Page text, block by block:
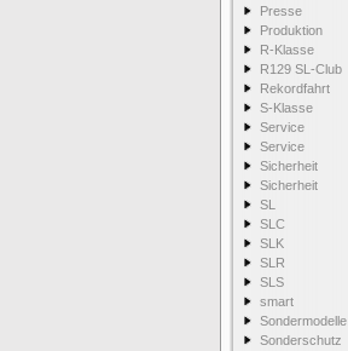
Presse
Produktion
R-Klasse
R129 SL-Club
Rekordfahrt
S-Klasse
Service
Service
Sicherheit
Sicherheit
SL
SLC
SLK
SLR
SLS
smart
Sondermodelle
Sonderschutz